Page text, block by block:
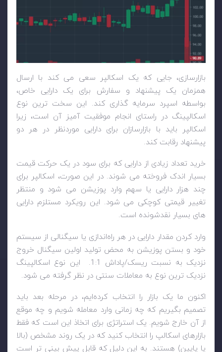
بازارسازی، جایی که یک اسکالپر سعی می کند با ارسال
همزمان یک پیشنهاد و سفارش برای یک دارایی خاص،
بواسطه اسپرد سرمایه گذاری کند. این سخت ترین نوع
اسکالپینگ در راستای انجام موفقیت آمیز آن است، زیرا
اسکالپر باید با بازارسازان برای دارایی موردنظر در هر دو
پیشنهاد رقابت کند.
خرید تعداد زیادی از دارایی که برای سود در یک حرکت قیمت
بسیار اندک فروخته می شوند. در این صورت، اسکالپر برای
چند هزار دارایی یا سهم وارد پوزیشن می شود و منتظر
تغییر قیمتی کوچکی می شود. این رویکرد مستلزم دارایی
های بسیار نقدشونده است.
وارد کردن مقدار دارایی در هر راه‌اندازی یا سیگنالی از سیستم
خود و بستن پوزیشن به محض تولید اولین سیگنال خروج
نزدیک به نسبت ریسک/پاداش 1:1. این نوع اسکالپینگ
نزدیک ترین نوع به معاملات سنتی در نظر گرفته می شود.
اکنون ما یک بازار را انتخاب کرده‌ایم، در مرحله بعد باید
تصمیم بگیریم که چه زمانی وارد معامله شویم و چه موقع
از آن خارج شویم. یک استراتژی برای اتخاذ این است که فقط
بازارهای اسکالپ را انتخاب کنید که در یک روند مشخص (بالا
یا پایین) هستند. به این دلیل که قابل پیش بینی تر است